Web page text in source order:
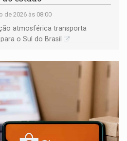
de 2026 às 08:00
atmosférica transporta
o Sul do Brasil